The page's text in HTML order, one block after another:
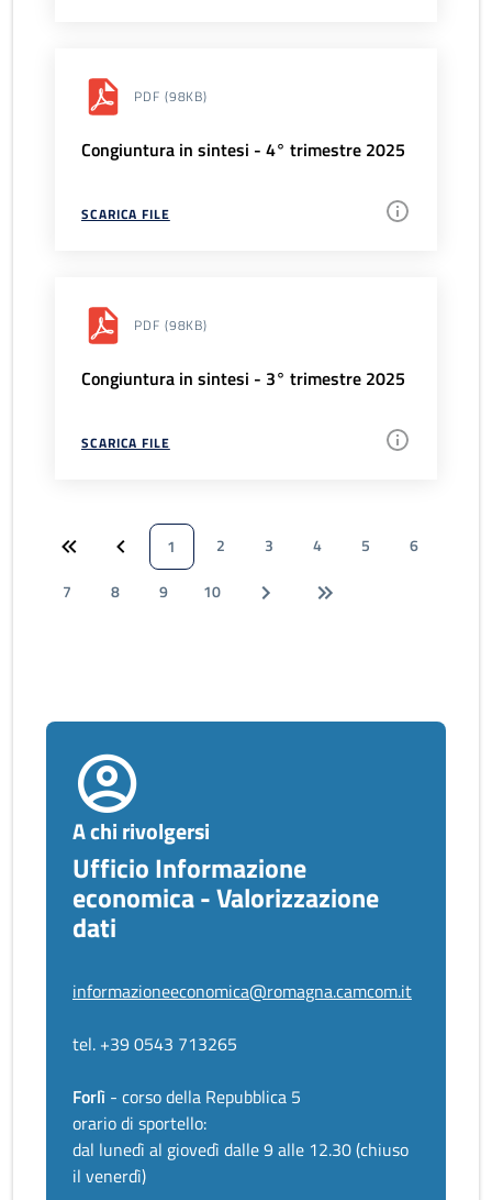
PDF (98KB)
Congiuntura in sintesi - 4° trimestre 2025
SCARICA FILE
PDF (98KB)
Congiuntura in sintesi - 3° trimestre 2025
SCARICA FILE
1 2 3 4 5
6
7
8 9 10
A chi rivolgersi
Ufficio Informazione
economica - Valorizzazione
dati
informazioneeconomica@romagna.camcom.it
tel. +39 0543 713265
Forlì - corso della Repubblica 5
orario di sportello:
dal lunedì al giovedì dalle 9 alle 12.30 (chiuso
il venerdì)